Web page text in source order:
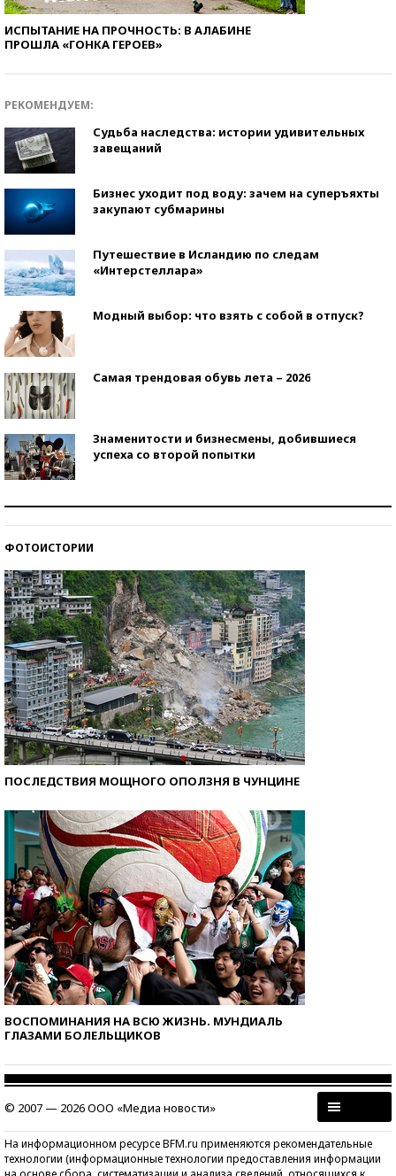
ИСПЫТАНИЕ НА ПРОЧНОСТЬ: В АЛАБИНЕ
ПРОШЛА «ГОНКА ГЕРОЕВ»
РЕКОМЕНДУЕМ:
Судьба наследства: истории удивительных
завещаний
Бизнес уходит под воду: зачем на суперъяхты
закупают субмарины
Путешествие в Исландию по следам
«Интерстеллара»
Модный выбор: что взять с собой в отпуск?
Самая трендовая обувь лета – 2026
Знаменитости и бизнесмены, добившиеся
успеха со второй попытки
ФОТОИСТОРИИ
ПОСЛЕДСТВИЯ МОЩНОГО ОПОЛЗНЯ В ЧУНЦИНЕ
ВОСПОМИНАНИЯ НА ВСЮ ЖИЗНЬ. МУНДИАЛЬ
ГЛАЗАМИ БОЛЕЛЬЩИКОВ
© 2007 — 2026 ООО «Медиа новости»
На информационном ресурсе BFM.ru применяются рекомендательные
технологии (информационные технологии предоставления информации